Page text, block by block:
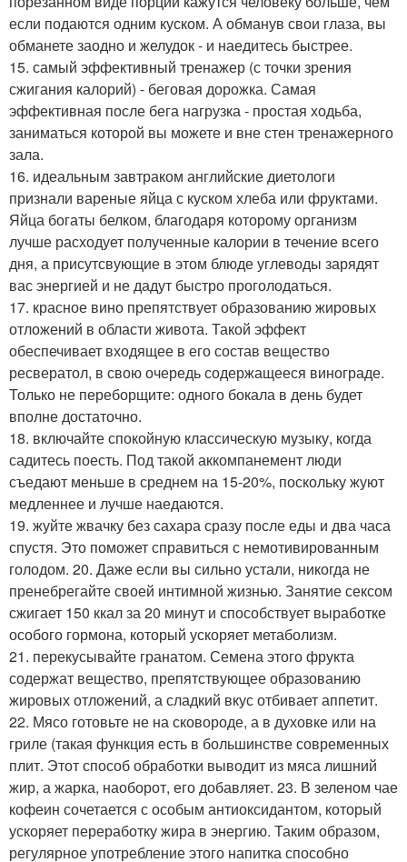
если подаются одним куском. А обманув свои глаза, вы
обманете заодно и желудок - и наедитесь быстрее.
15. самый эффективный тренажер (с точки зрения
сжигания калорий) - беговая дорожка. Самая
эффективная после бега нагрузка - простая ходьба,
заниматься которой вы можете и вне стен тренажерного
зала.
16. идеальным завтраком английские диетологи
признали вареные яйца с куском хлеба или фруктами.
Яйца богаты белком, благодаря которому организм
лучше расходует полученные калории в течение всего
дня, а присутсвующие в этом блюде углеводы зарядят
вас энергией и не дадут быстро проголодаться.
17. красное вино препятствует образованию жировых
отложений в области живота. Такой эффект
обеспечивает входящее в его состав вещество
ресвератол, в свою очередь содержащееся винограде.
Только не переборщите: одного бокала в день будет
вполне достаточно.
18. включайте спокойную классическую музыку, когда
садитесь поесть. Под такой аккомпанемент люди
съедают меньше в среднем на 15-20%, поскольку жуют
медленнее и лучше наедаются.
19. жуйте жвачку без сахара сразу после еды и два часа
спустя. Это поможет справиться с немотивированным
голодом. 20. Даже если вы сильно устали, никогда не
пренебрегайте своей интимной жизнью. Занятие сексом
сжигает 150 ккал за 20 минут и способствует выработке
особого гормона, который ускоряет метаболизм.
21. перекусывайте гранатом. Семена этого фрукта
содержат вещество, препятствующее образованию
жировых отложений, а сладкий вкус отбивает аппетит.
22. Мясо готовьте не на сковороде, а в духовке или на
гриле (такая функция есть в большинстве современных
плит. Этот способ обработки выводит из мяса лишний
жир, а жарка, наоборот, его добавляет. 23. В зеленом чае
кофеин сочетается с особым антиоксидантом, который
ускоряет переработку жира в энергию. Таким образом,
регулярное употребление этого напитка способно